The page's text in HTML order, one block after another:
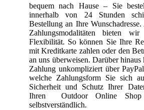
bequem nach Hause – Sie
innerhalb von 24 Stunden
Bestellung an Ihre
Zahlungsmodalitäten bieten
Flexibilität. So können Sie Ihre
mit Kreditkarte zahlen oder den
an uns überweisen. Darüber
Zahlung unkompliziert über
welche Zahlungsform Sie sich
Sicherheit und Schutz Ihrer
Ihren Outdoor Online Shop
selbstverständlich.